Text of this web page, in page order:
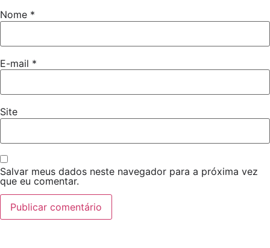
Nome *
E-mail *
Site
Salvar meus dados neste navegador para a próxima vez
que eu comentar.